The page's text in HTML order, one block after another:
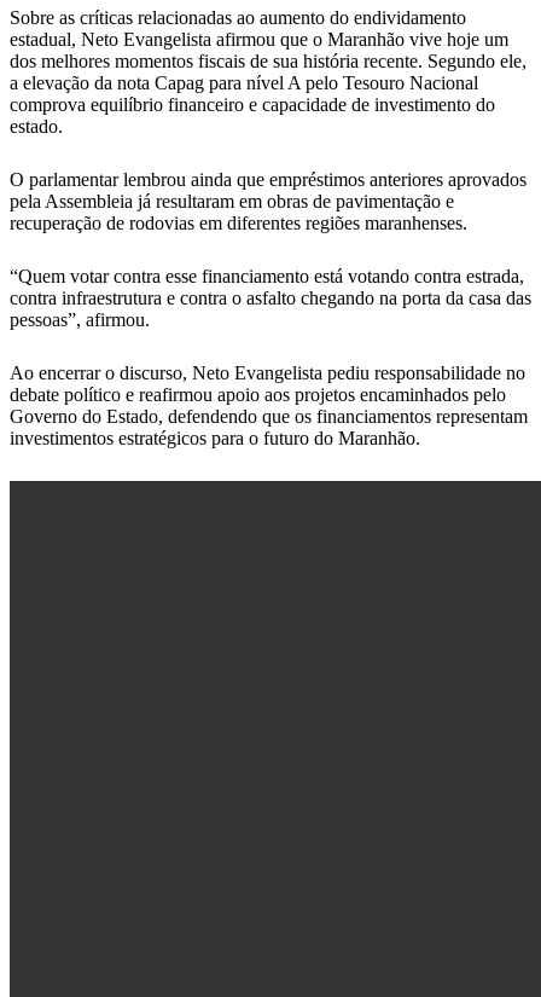
Sobre as críticas relacionadas ao aumento do endividamento
estadual, Neto Evangelista afirmou que o Maranhão vive hoje um
dos melhores momentos fiscais de sua história recente. Segundo ele,
a elevação da nota Capag para nível A pelo Tesouro Nacional
comprova equilíbrio financeiro e capacidade de investimento do
estado.
O parlamentar lembrou ainda que empréstimos anteriores aprovados
pela Assembleia já resultaram em obras de pavimentação e
recuperação de rodovias em diferentes regiões maranhenses.
“Quem votar contra esse financiamento está votando contra estrada,
contra infraestrutura e contra o asfalto chegando na porta da casa das
pessoas”, afirmou.
Ao encerrar o discurso, Neto Evangelista pediu responsabilidade no
debate político e reafirmou apoio aos projetos encaminhados pelo
Governo do Estado, defendendo que os financiamentos representam
investimentos estratégicos para o futuro do Maranhão.